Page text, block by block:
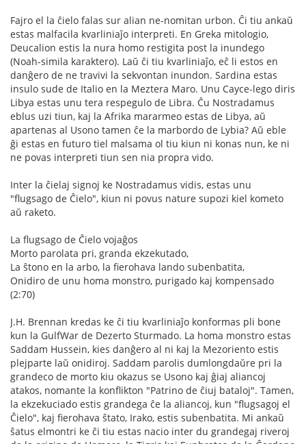
Fajro el la ĉielo falas sur alian ne-nomitan urbon. Ĉi tiu ankaŭ
estas malfacila kvarliniaĵo interpreti. En Greka mitologio,
Deucalion estis la nura homo restigita post la inundego
(Noah-simila karaktero). Laŭ ĉi tiu kvarliniaĵo, eĉ li estos en
danĝero de ne travivi la sekvontan inundon. Sardina estas
insulo sude de Italio en la Meztera Maro. Unu Cayce-lego diris
Libya estas unu tera respegulo de Libra. Ĉu Nostradamus
eblus uzi tiun, kaj la Afrika mararmeo estas de Libya, aŭ
apartenas al Usono tamen ĉe la marbordo de Lybia? Aŭ eble
ĝi estas en futuro tiel malsama ol tiu kiun ni konas nun, ke ni
ne povas interpreti tiun sen nia propra vido.
Inter la ĉielaj signoj ke Nostradamus vidis, estas unu
"flugsago de Ĉielo", kiun ni povus nature supozi kiel kometo
aŭ raketo.
La flugsago de Ĉielo vojaĝos
Morto parolata pri, granda ekzekutado,
La ŝtono en la arbo, la fierohava lando subenbatita,
Onidiro de unu homa monstro, purigado kaj kompensado
(2:70)
J.H. Brennan kredas ke ĉi tiu kvarliniaĵo konformas pli bone
kun la GulfWar de Dezerto Sturmado. La homa monstro estas
Saddam Hussein, kies danĝero al ni kaj la Mezoriento estis
plejparte laŭ onidiroj. Saddam parolis dumlongdaŭre pri la
grandeco de morto kiu okazus se Usono kaj ĝiaj aliancoj
atakos, nomante la konflikton "Patrino de ĉiuj bataloj". Tamen,
la ekzekuciado estis grandega ĉe la aliancoj, kun "flugsagoj el
Ĉielo", kaj fierohava ŝtato, Irako, estis subenbatita. Mi ankaŭ
ŝatus elmontri ke ĉi tiu estas nacio inter du grandegaj riveroj